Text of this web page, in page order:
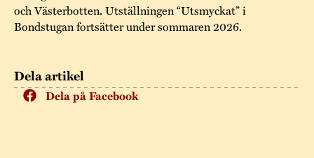
Dela artikel
Dela på Facebook
och Västerbotten. Utställningen “Utsmyckat” i
Bondstugan fortsätter under sommaren 2026.